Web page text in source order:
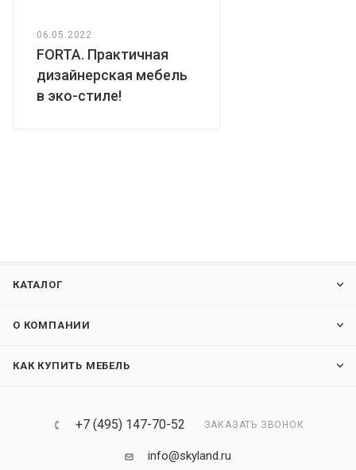
06.05.2022
FORTA. Практичная
дизайнерская мебель
в эко-стиле!
КАТАЛОГ
О КОМПАНИИ
КАК КУПИТЬ МЕБЕЛЬ
+7 (495) 147-70-52 ЗАКАЗАТЬ ЗВОНОК
info@skyland.ru